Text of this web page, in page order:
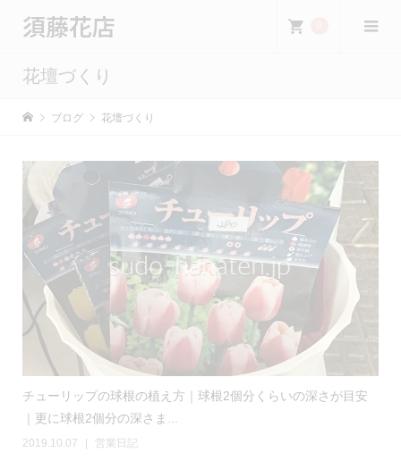
須藤花店
花壇づくり
ブログ 花壇づくり
チューリップの球根の植え方｜球根2個分くらいの深さが目安
｜更に球根2個分の深さま...
2019.10.07 営業日記